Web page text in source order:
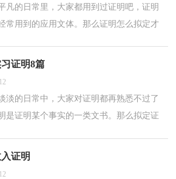
凡的日常里，大家都用到过证明吧，证明
常用到的应用文体。那么证明怎么拟定才
证明，欢迎大家分享。关于学校...
证明8篇
淡的日常中，大家对证明都再熟悉不过了
是证明某个事实的一类文书。那么拟定证
，希望能够帮助到大家。自主实习...
证明